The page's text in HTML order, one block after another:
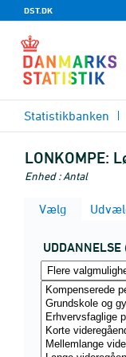
DST.DK
Statistikbanken
LONKOMPE:
Enhed : Antal
Vælg
UDDANNELSE